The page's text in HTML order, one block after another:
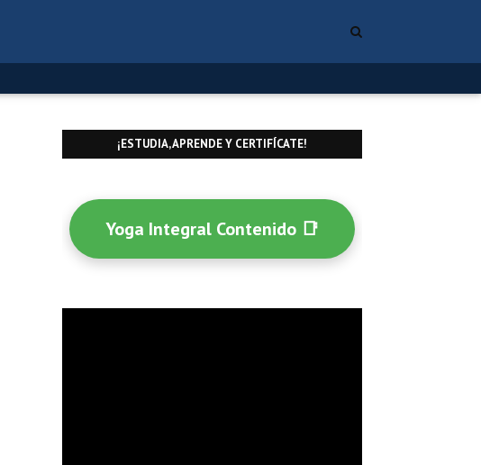
¡ESTUDIA, APRENDE Y CERTIFÍCATE!
Yoga Integral Contenido 📑